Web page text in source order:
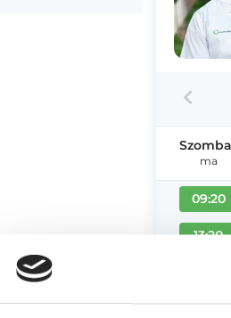
ma
09:20
13:20